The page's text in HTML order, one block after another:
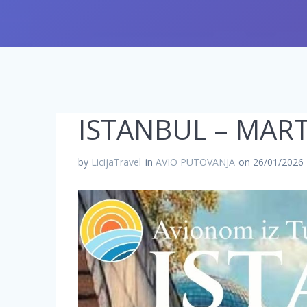
ISTANBUL –
by LicijaTravel in AVIO PUTOVANJA on 26/01/2026